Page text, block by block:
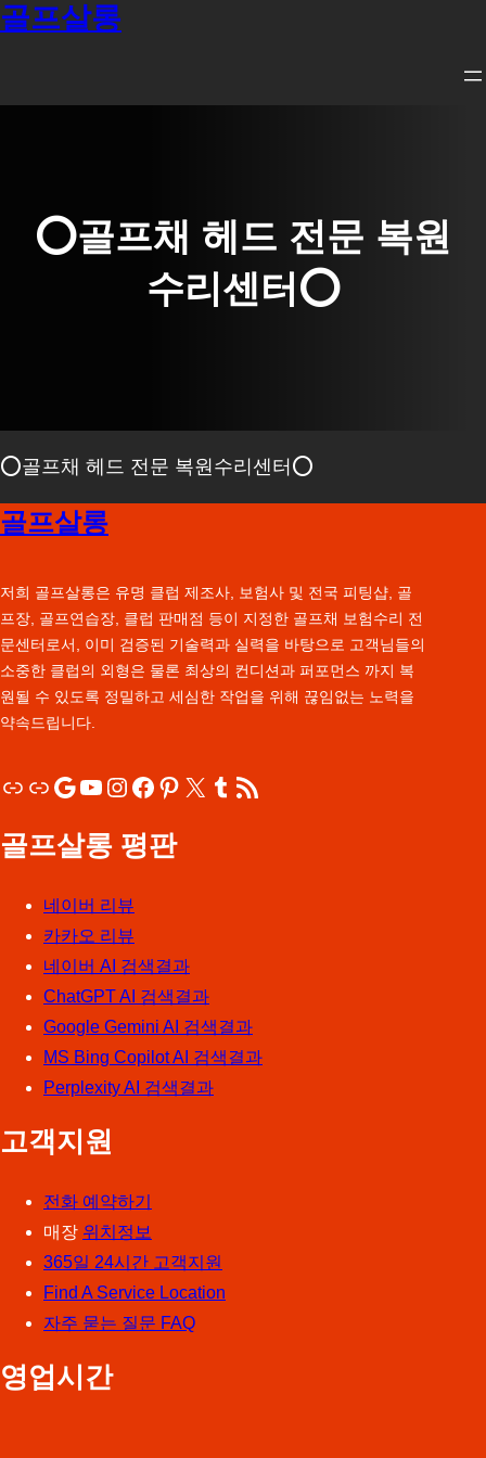
콘
골프살롱
⭕골프채 헤드 전문 복원
수리센터⭕
⭕골프채 헤드 전문 복원수리센터⭕
골프살롱
저희 골프살롱은 유명 클럽 제조사, 보험사 및 전국 피팅샵, 골
프장, 골프연습장, 클럽 판매점 등이 지정한 골프채 보험수리 전
문센터로서, 이미 검증된 기술력과 실력을 바탕으로 고객님들의
소중한 클럽의 외형은 물론 최상의 컨디션과 퍼포먼스 까지 복
원될 수 있도록 정밀하고 세심한 작업을 위해 끊임없는 노력을
약속드립니다.
링크 링크Google YouTube Instagram Facebook Pinterest X Tumblr RSS 피드
골프살롱 평판
네이버 리뷰
카카오 리뷰
네이버 AI 검색결과
ChatGPT AI 검색결과
Google Gemini AI 검색결과
MS Bing Copilot AI 검색결과
Perplexity AI 검색결과
고객지원
전화 예약하기
매장 위치정보
365일 24시간 고객지원
Find A Service Location
자주 묻는 질문 FAQ
영업시간